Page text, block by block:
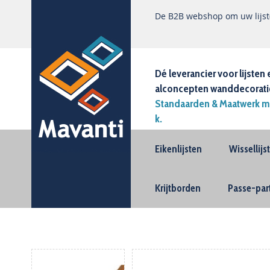
De B2B webshop om uw
Dé leverancier voor lijsten
alconcepten
Standaarden & Maatwerk
k.
Eikenlijsten
Krijtborden Passe-
Ga
naar